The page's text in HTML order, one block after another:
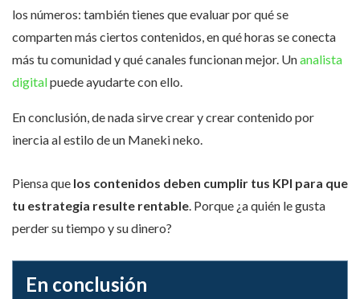
los números: también tienes que evaluar por qué se
comparten más ciertos contenidos, en qué horas se conecta
más tu comunidad y qué canales funcionan mejor. Unanalista
digitalpuede ayudarte con ello.
En conclusión, de nada sirve crear y crear contenido por
inercia al estilo de un Maneki neko.
Piensa que los contenidos deben cumplir tus KPI para que
tu estrategia resulte rentable. Porque ¿a quién le gusta
perder su tiempo y su dinero?
En conclusión